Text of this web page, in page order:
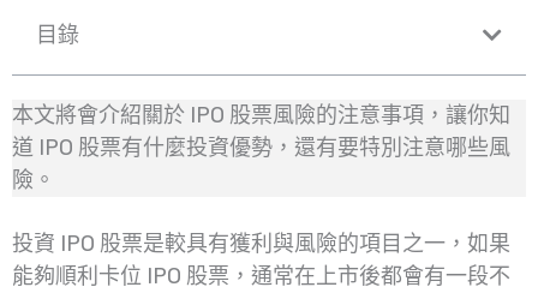
目錄
本文將會介紹關於 IPO 股票風險的注意事項，讓你知
道 IPO 股票有什麼投資優勢，還有要特別注意哪些風
險。
投資 IPO 股票是較具有獲利與風險的項目之一，如果
能夠順利卡位 IPO 股票，通常在上市後都會有一段不